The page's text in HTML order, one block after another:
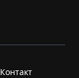
Контакт